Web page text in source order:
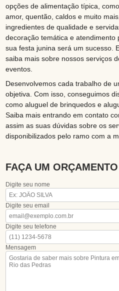
opções de alimentação típica,
amor, quentão, caldos e muito
ingredientes de qualidade e
decoração temática e atendimento
sua festa junina será um sucesso.
saiba mais sobre nossos serviços
eventos.
Desenvolvemos cada trabalho de
objetiva. Com isso, conseguimos
como aluguel de brinquedos e
Saiba mais entrando em contato
assim as suas dúvidas sobre os
disponibilizados pelo ramo com a
FAÇA UM ORÇAMENTO
Digite seu nome
Digite seu email
Digite seu telefone
Mensagem